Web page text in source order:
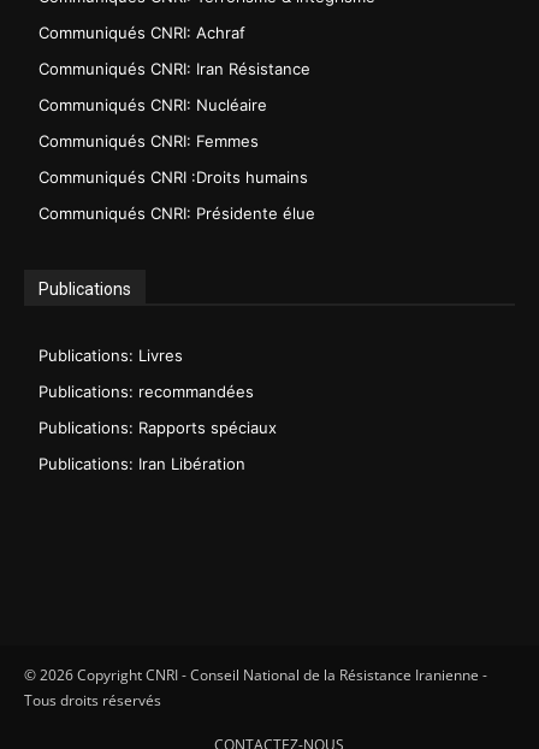
Communiqués CNRI: Achraf
Communiqués CNRI: Iran Résistance
Communiqués CNRI: Nucléaire
Communiqués CNRI: Femmes
Communiqués CNRI :Droits humains
Communiqués CNRI: Présidente élue
Publications
Publications: Livres
Publications: recommandées
Publications: Rapports spéciaux
Publications: Iran Libération
© 2026 Copyright CNRI - Conseil National de la Résistance Iranienne -
Tous droits réservés
CONTACTEZ-NOUS